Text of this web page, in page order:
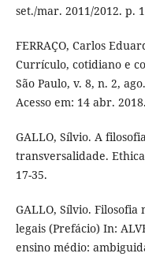
set./mar. 2011/2012. p.
FERRAÇO, Carlos
Currículo, cotidiano e
São Paulo, v. 8, n. 2,
Acesso em: 14 abr. 2018.
GALLO, Sílvio. A
transversalidade.
17-35.
GALLO, Sílvio. Filosofia
legais (Prefácio) In:
ensino médio: